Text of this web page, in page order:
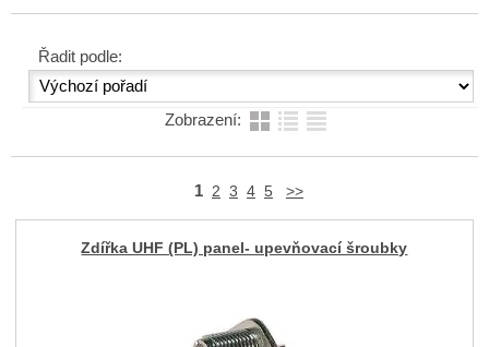
Řadit podle:
Zobrazení:
1 2 3 4 5 >>
Zdířka UHF (PL) panel- upevňovací šroubky